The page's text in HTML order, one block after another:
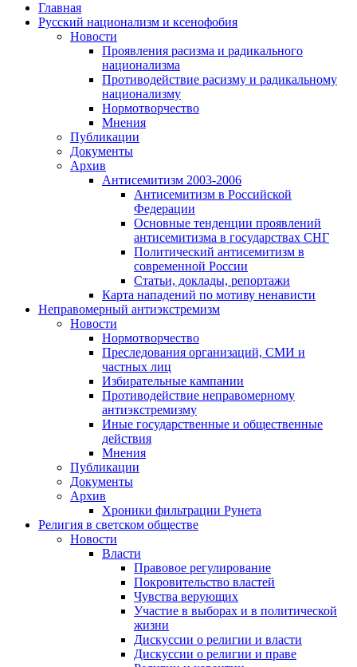
Главная
Русский национализм и ксенофобия
Новости
Проявления расизма и радикального
национализма
Противодействие расизму и радикальному
национализму
Нормотворчество
Мнения
Публикации
Документы
Архив
Антисемитизм 2003-2006
Антисемитизм в Российской
Федерации
Основные тенденции проявлений
антисемитизма в государствах СНГ
Политический антисемитизм в
современной России
Статьи, доклады, репортажи
Карта нападений по мотиву ненависти
Неправомерный антиэкстремизм
Новости
Нормотворчество
Преследования организаций, СМИ и
частных лиц
Избирательные кампании
Противодействие неправомерному
антиэкстремизму
Иные государственные и общественные
действия
Мнения
Публикации
Документы
Архив
Хроники фильтрации Рунета
Религия в светском обществе
Новости
Власти
Правовое регулирование
Покровительство властей
Чувства верующих
Участие в выборах и в политической
жизни
Дискуссии о религии и власти
Дискуссии о религии и праве